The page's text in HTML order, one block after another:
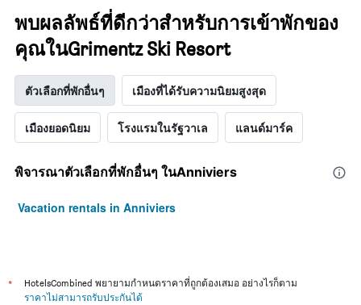
พบผลลัพธ์ที่ดีกว่าสำหรับการเข้าพักของ
คุณในGrimentz Ski Resort
ตัวเลือกที่พักอื่นๆ เมืองที่ได้รับความนิยมสูงสุด
เมืองยอดนิยม โรงแรมในรัฐวาเล แลนด์มาร์ค
พิจารณาตัวเลือกที่พักอื่นๆ ในAnniviers
Vacation rentals in Anniviers
*
HotelsCombined พยายามกำหนดราคาที่ถูกต้องเสมอ อย่างไรก็ตาม
ราคาไม่สามารถรับประกันได้